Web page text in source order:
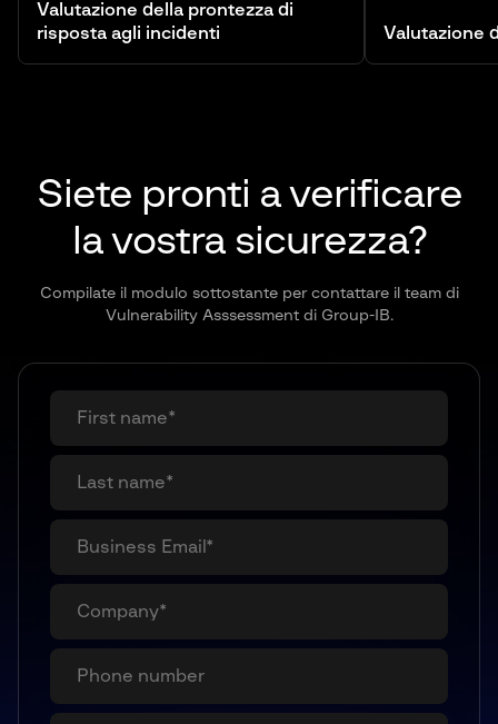
Valutazione della prontezza di
risposta agli incidenti
Valutazione
Siete pronti a verificare
la vostra sicurezza?
Compilate il modulo sottostante per contattare il team di
Vulnerability Asssessment di Group-IB.